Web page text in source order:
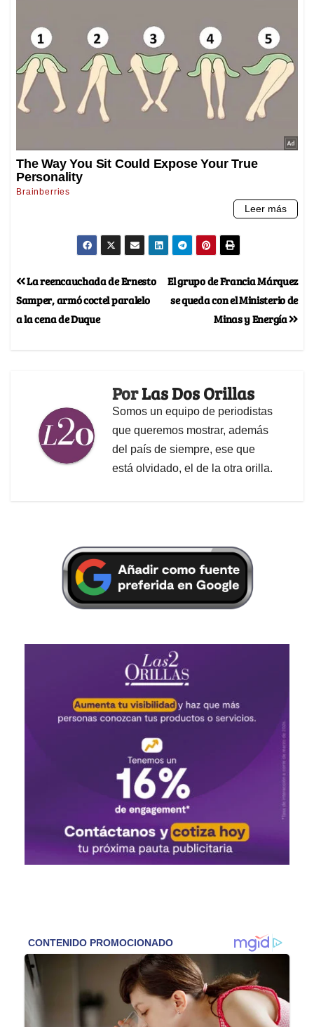
El grupo de Francia Márquez
se queda con el Ministerio de
Minas y Energía
La reencauchada de Ernesto
Samper, armó coctel paralelo
a la cena de Duque
PorLas Dos Orillas
Somos un equipo de periodistas
que queremos mostrar, además
del país de siempre, ese que
está olvidado, el de la otra orilla.